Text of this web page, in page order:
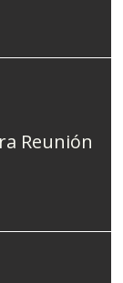
Reunión